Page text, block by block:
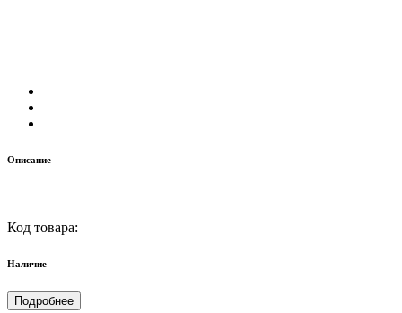
Описание
Код товара:
Наличие
Подробнее